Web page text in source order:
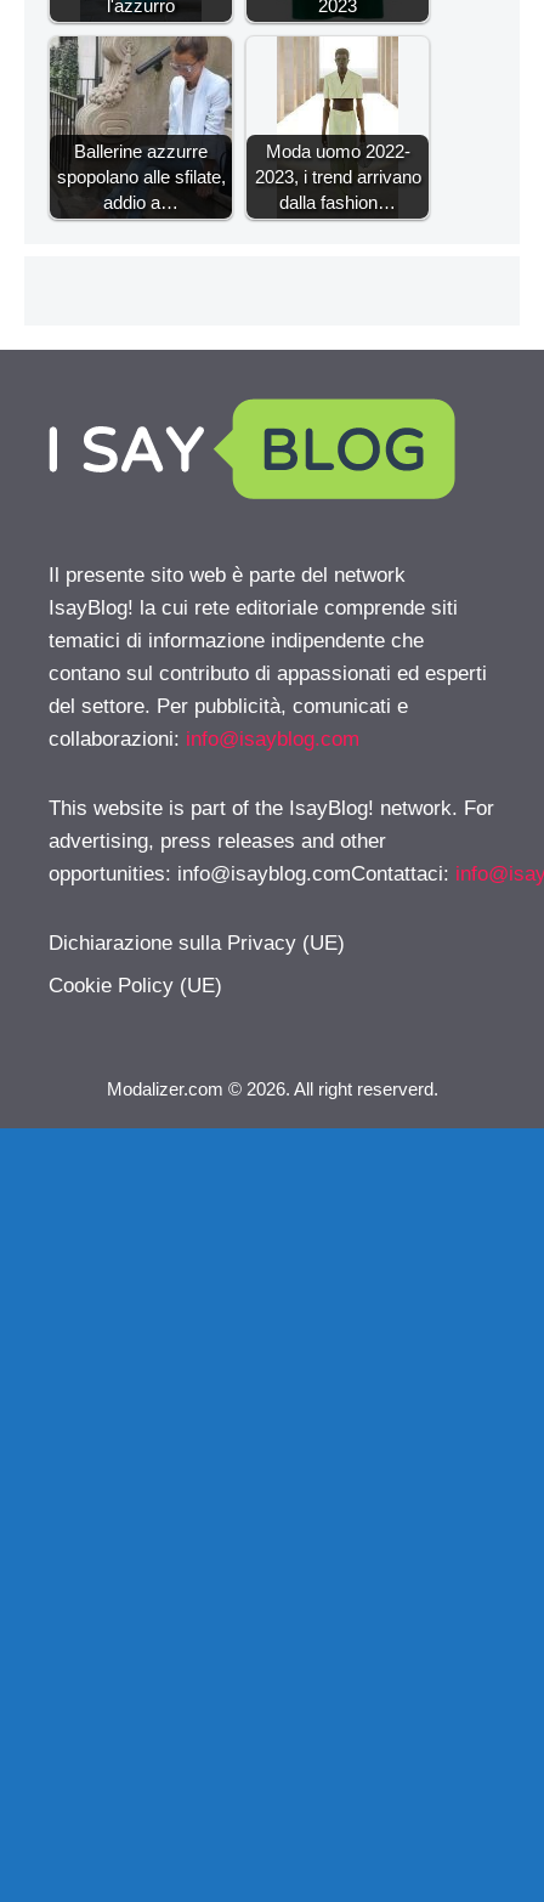
l'azzurro
2023
Ballerine azzurre
spopolano alle sfilate,
addio a…
Moda uomo 2022-
2023, i trend arrivano
dalla fashion…
Il presente sito web è parte del network
IsayBlog! la cui rete editoriale comprende siti
tematici di informazione indipendente che
contano sul contributo di appassionati ed esperti
del settore. Per pubblicità, comunicati e
collaborazioni: info@isayblog.com
This website is part of the IsayBlog! network. For
advertising, press releases and other
opportunities: info@isayblog.comContattaci:
Dichiarazione sulla Privacy (UE)
Cookie Policy (UE)
Modalizer.com © 2026. All right reserverd.